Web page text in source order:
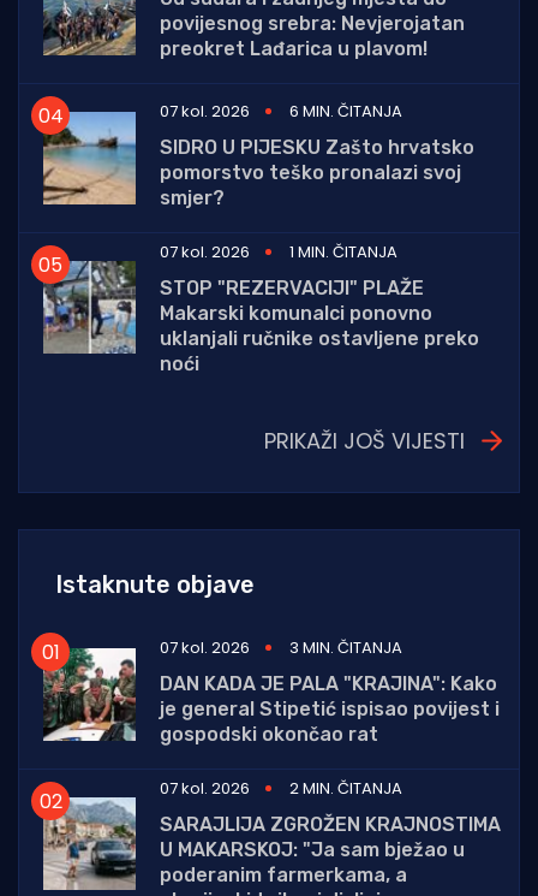
povijesnog srebra: Nevjerojatan
preokret Lađarica u plavom!
07 kol. 2026
6 MIN. ČITANJA
SIDRO U PIJESKU Zašto hrvatsko
pomorstvo teško pronalazi svoj
smjer?
07 kol. 2026
1 MIN. ČITANJA
STOP "REZERVACIJI" PLAŽE
Makarski komunalci ponovno
uklanjali ručnike ostavljene preko
noći
PRIKAŽI JOŠ VIJESTI
Istaknute objave
07 kol. 2026
3 MIN. ČITANJA
DAN KADA JE PALA "KRAJINA": Kako
je general Stipetić ispisao povijest i
gospodski okončao rat
07 kol. 2026
2 MIN. ČITANJA
SARAJLIJA ZGROŽEN KRAJNOSTIMA
U MAKARSKOJ: "Ja sam bježao u
poderanim farmerkama, a